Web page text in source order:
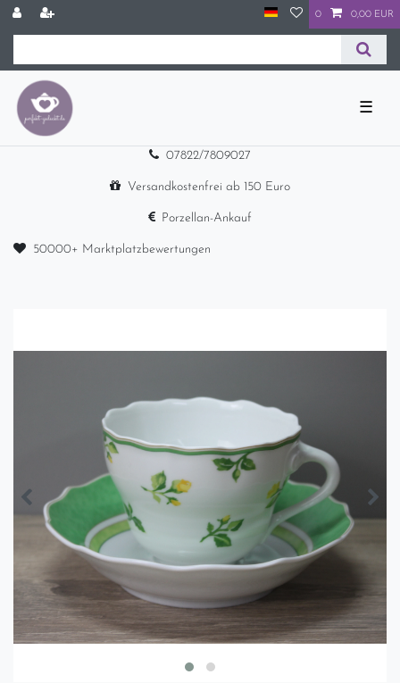
0 0,00 EUR
☰
07822/7809027
Versandkostenfrei ab 150 Euro
Porzellan-Ankauf
50000+ Marktplatzbewertungen